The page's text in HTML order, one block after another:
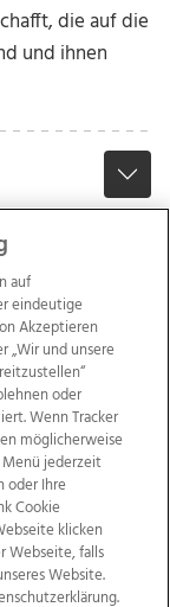
die auf die
und ihnen
Jobs
auf
eindeutige
Akzeptieren
„Wir und unsere
oder
Wenn Tracker
möglicherweise
Menü jederzeit
oder Ihre
Cookie
klicken
Webseite, falls
Website.